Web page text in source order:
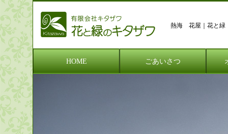
熱海 花屋｜花と
HOME ごあいさつ